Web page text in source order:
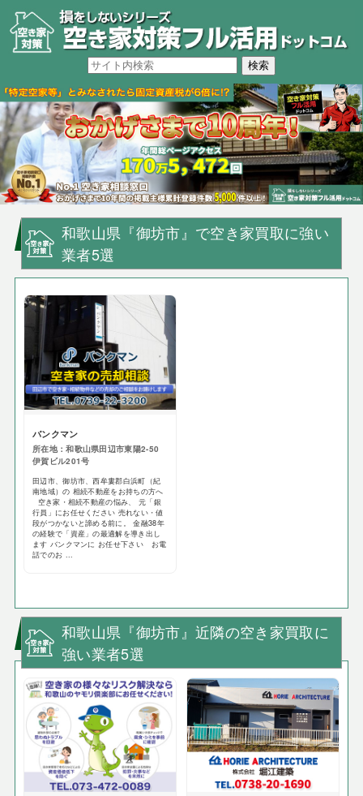
和歌山県『御坊市』で空き家買取に強い
業者5選
バンクマン
所在地：和歌山県田辺市東陽2-50
伊賀ビル201号
田辺市、御坊市、西牟婁郡白浜町（紀
南地域）の 相続不動産をお持ちの方へ
空き家・相続不動産の悩み、 元「銀
行員」にお任せください 売れない・値
段がつかないと諦める前に。 金融38年
の経験で「資産」の最適解を導き出し
ます バンクマンに お任せ下さい お電
話でのお ...
和歌山県『御坊市』近隣の空き家買取に
強い業者5選